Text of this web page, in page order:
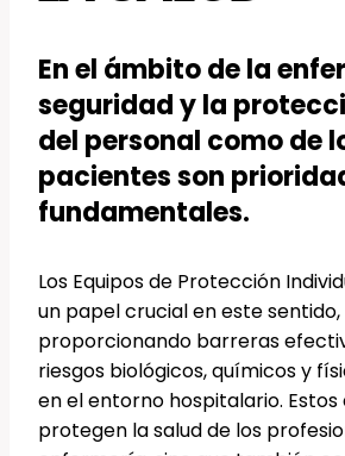
En el ámbito de la
seguridad y la
del personal como de
pacientes son
fundamentales.
Los Equipos de Protección
un papel crucial en este sentido,
proporcionando barreras
riesgos biológicos, químicos y
en el entorno hospitalario. Estos
protegen la salud de los